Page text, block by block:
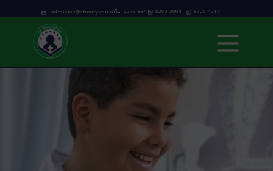
8290-3064 8700-4217
2279-8841
admision@stmary.edu.ni
Modalidades Académicas
Programas
Admisiones
Calendario Escolar